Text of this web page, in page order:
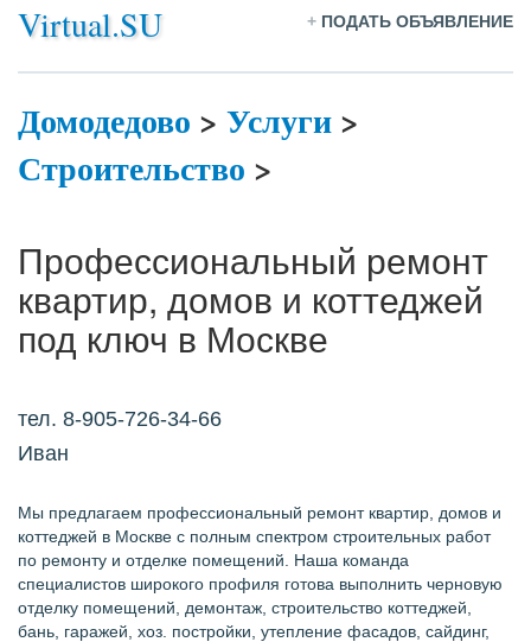
Virtual.SU + ПОДАТЬ ОБЪЯВЛЕНИЕ
Домодедово > Услуги>
Строительство >
Профессиональный ремонт
квартир, домов и коттеджей
под ключ в Москве
тел. 8-905-726-34-66
Иван
Мы предлагаем профессиональный ремонт квартир, домов и
коттеджей в Москве с полным спектром строительных работ
по ремонту и отделке помещений. Наша команда
специалистов широкого профиля готова выполнить черновую
отделку помещений, демонтаж, строительство коттеджей,
бань, гаражей, хоз. постройки, утепление фасадов, сайдинг,